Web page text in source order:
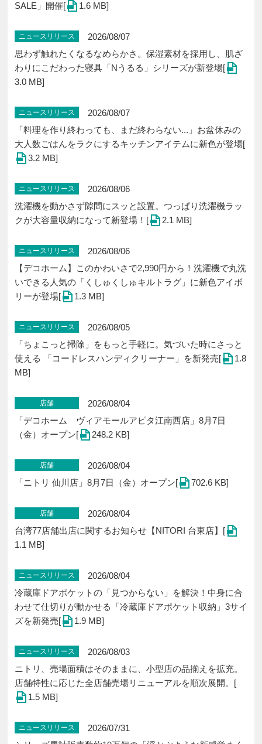
SALE」開催[
1.6 MB]
ニュースリリース
2026/08/07
思わず触れたくなるなめらかさ。保湿素材を採用し、肌ざ
わりにこだわった寝具「Nうるる」シリーズが新登場[
3.0 MB]
ニュースリリース
2026/08/07
「料理を作り終わっても、まだ終わらない...」お盆休みの
大人数ごはんをラクにするキッチンアイテムに新色が登場[
3.2 MB]
ニュースリリース
2026/08/06
洗濯機を動かさず隙間にスッと設置。つっぱり洗濯機ラッ
クが大容量収納になって新登場！[
2.1 MB]
ニュースリリース
2026/08/06
【デコホーム】このかわいさで2,990円から！洗濯機で丸洗
いできる人気の「くしゅくしゅキルトラグ」に新色アイボ
リーが登場[
1.3 MB]
ニュースリリース
2026/08/05
「ちょこっと掃除」をもっと手軽に。気づいた時にさっと
使える 「コードレスハンディクリーナー」を新発売[
1.8
MB]
店舗
2026/08/04
「デコホーム ヴィアモールアピタ江南西店」8月7日
（金）オープン[
248.2 KB]
店舗
2026/08/04
「ニトリ 仙川店」8⽉7⽇（金）オープン[
702.6 KB]
店舗
2026/08/04
台湾77店舗出店に関するお知らせ【NITORI 台東店】[
1.1 MB]
ニュースリリース
2026/08/04
冷蔵庫ドアポケットの「見つからない」を解決！中身に合
わせて仕切りが動かせる「冷蔵庫ドアポケット収納」3サイ
ズを新発売[
1.9 MB]
ニュースリリース
2026/08/03
ニトリ、売場面積はそのままに、小型店の品揃えを拡充。
店舗特性に応じた全店舗売場リニューアルを順次展開。[
1.5 MB]
ニュースリリース
2026/07/31